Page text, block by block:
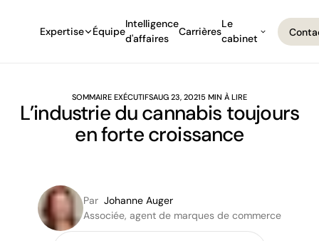
Expertise Équipe
Intelligence
d'affaires
Carrières
Le
cabinet
SOMMAIRE EXÉCUTIFSAUG 23, 20215 MIN À LIRE
L’industrie du cannabis toujours
en forte croissance
Par Johanne Auger
Associée, agent de marques de commerce